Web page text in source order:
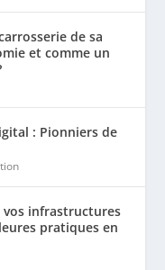
de sa
et comme un
: Pionniers de
vos infrastructures
pratiques en